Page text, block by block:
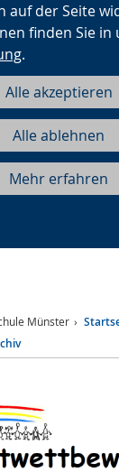
auf der Seite
finden Sie in
.
Alle akzeptieren
Alle ablehnen
Mehr erfahren
Münster